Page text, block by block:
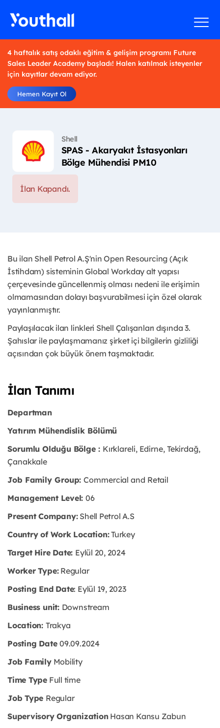
4 haftalık satış odaklı eğitim & gelişim programı Future
Sales Leader Academy başladı! Halen katılmak isteyenler
için kayıtlar devam ediyor.
Hemen Kayıt Ol
Shell
SPAS - Akaryakıt İstasyonları
Bölge Mühendisi PM10
İlan Kapandı.
Bu ilan Shell Petrol A.Ş'nin Open Resourcing (Açık
İstihdam) sisteminin Global Workday alt yapısı
çerçevesinde güncellenmiş olması nedeni ile erişimin
olmamasından dolayı başvurabilmesi için özel olarak
yayınlanmıştır.
Paylaşılacak ilan linkleri Shell Çalışanları dışında 3.
Şahıslar ile paylaşmamanız şirket içi bilgilerin gizliliği
açısından çok büyük önem taşmaktadır.
İlan Tanımı
Departman
Yatırım Mühendislik Bölümü
Sorumlu Olduğu Bölge : Kırklareli, Edirne, Tekirdağ,
Çanakkale
Job Family Group:Commercial and Retail
Management Level: 06
Present Company:Shell Petrol A.S
Country of Work Location:Turkey
Target Hire Date: Eylül 20, 2024
Worker Type:Regular
Posting End Date: Eylül 19, 2023
Business unit: Downstream
Location: Trakya
Posting Date09.09.2024
Job FamilyMobility
Time TypeFull time
Job Type Regular
Supervisory OrganizationHasan Kansu Zabun